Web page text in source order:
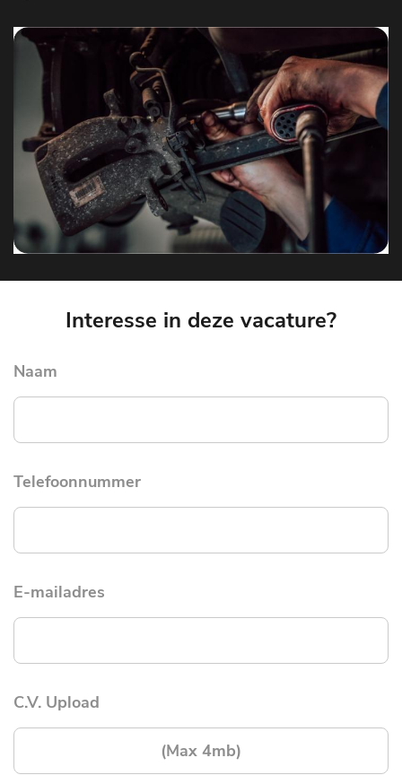
Interesse in deze vacature?
Naam
Telefoonnummer
E-mailadres
C.V. Upload
(Max 4mb)